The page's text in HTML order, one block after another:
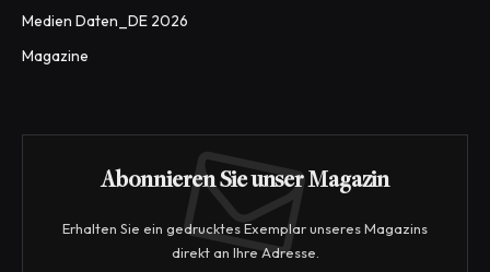
Medien Daten_DE 2026
Magazine
Abonnieren Sie unser Magazin
Erhalten Sie ein gedrucktes Exemplar unseres Magazins
direkt an Ihre Adresse.